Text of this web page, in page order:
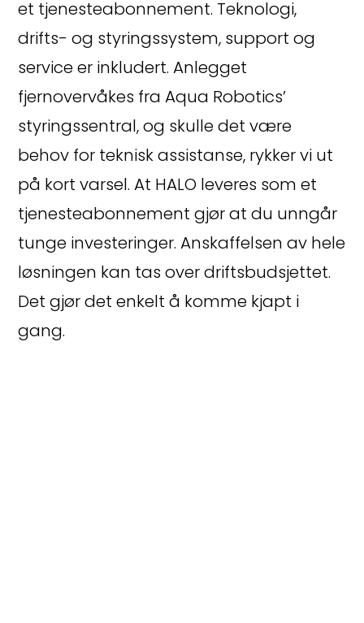
et tjenesteabonnement. Teknologi,
drifts- og styringssystem, support og
service er inkludert. Anlegget
fjernovervåkes fra Aqua Robotics’
styringssentral, og skulle det være
behov for teknisk assistanse, rykker vi ut
på kort varsel. At HALO leveres som et
tjenesteabonnement gjør at du unngår
tunge investeringer. Anskaffelsen av hele
løsningen kan tas over driftsbudsjettet.
Det gjør det enkelt å komme kjapt i
gang.